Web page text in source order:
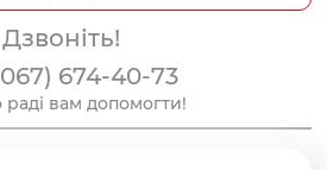
Дзвоніть!
674-40-73
вам допомогти!